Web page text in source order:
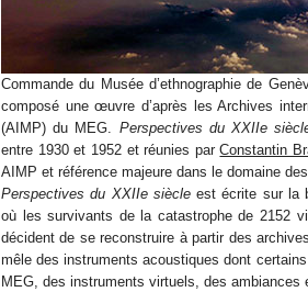
Commande du Musée d’ethnographie de
composé une œuvre d’après les Archives
(AIMP) du MEG. Perspectives du XXIIe
entre 1930 et 1952 et réunies parConstantin
AIMP et référence majeure dans le domaine
Perspectives du XXIIe siècleest écrite sur la
où les survivants de la catastrophe de 2152
décident de se reconstruire à partir des
mêle des instruments acoustiques dont
MEG, des instruments virtuels, des ambiances